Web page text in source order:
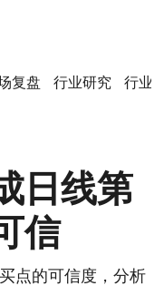
复盘 行业研究 行业
日线第
信
点的可信度，分析